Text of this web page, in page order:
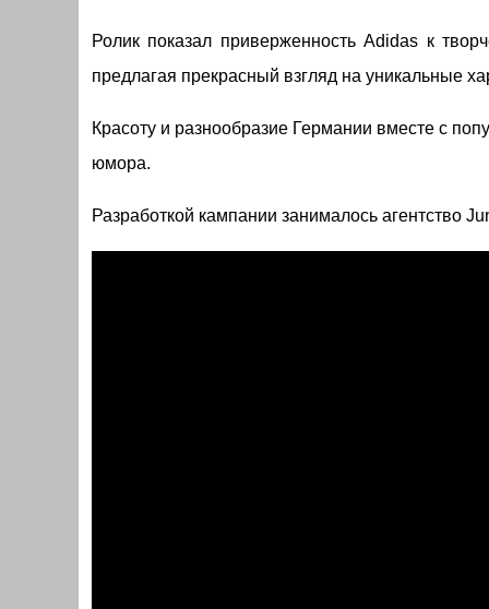
Ролик показал приверженность Adidas к
предлагая прекрасный взгляд на уникальные
Красоту и разнообразие Германии вместе с
юмора.
Разработкой кампании занималось агентство